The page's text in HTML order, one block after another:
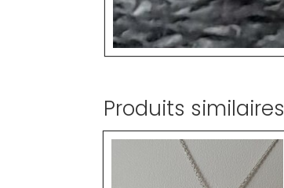
Produits similaires